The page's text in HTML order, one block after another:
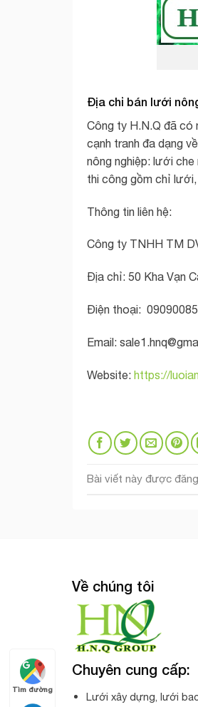
Địa chỉ bán lưới
Công ty H.N.Q đã có
cạnh tranh đa dạng
nông nghiệp: lưới
thi công gồm chỉ
Thông tin liên hệ:
Công ty TNHH TM
Địa chỉ: 50 Kha Vạn
Điện thoại:
Email:
Website: https://
Bài viết này được
Về chúng tôi
Chuyên cung cấp:
Lưới xây dựng, lưới
Tìm đường